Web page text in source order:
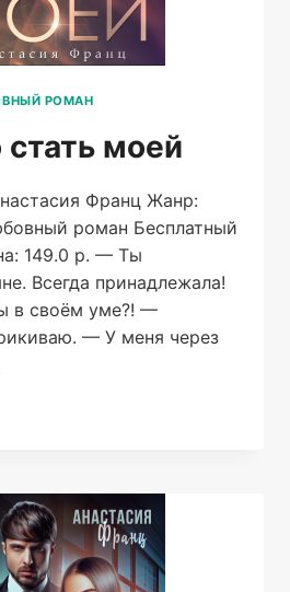
РОМАН
моей
Франц Жанр:
роман Бесплатный
149.0 р. — Ты
Всегда принадлежала!
в своём уме?! —
— У меня через